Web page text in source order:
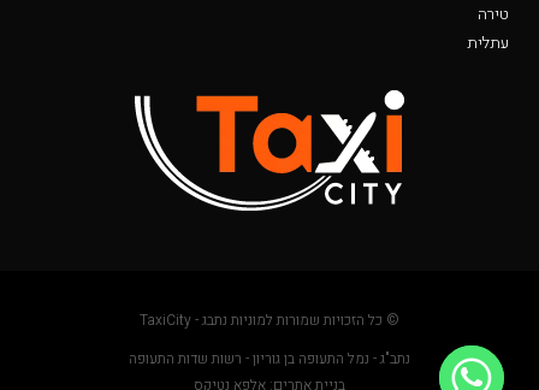
טירה
עתלית
© כל הזכויות שמורות למוניות נתבג - TaxiCity
נתב"ג - נמל התעופה בן גוריון - רשות שדות התעופה
בניית אתרים: אלפא נטיקס